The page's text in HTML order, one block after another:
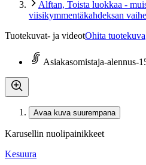
Alftan, Toista luokkaa -
viisikymmentäkahdeksan
Tuotekuvat- ja videotOhita tuotekuva
Asiakasomistaja-alennus-
Avaa kuva suurempana
Karusellin nuolipainikkeet
Kesuura